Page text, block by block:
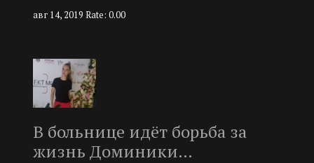
авг 14, 2019 Rate: 0.00
В больнице идёт борьба за
жизнь Доминики…